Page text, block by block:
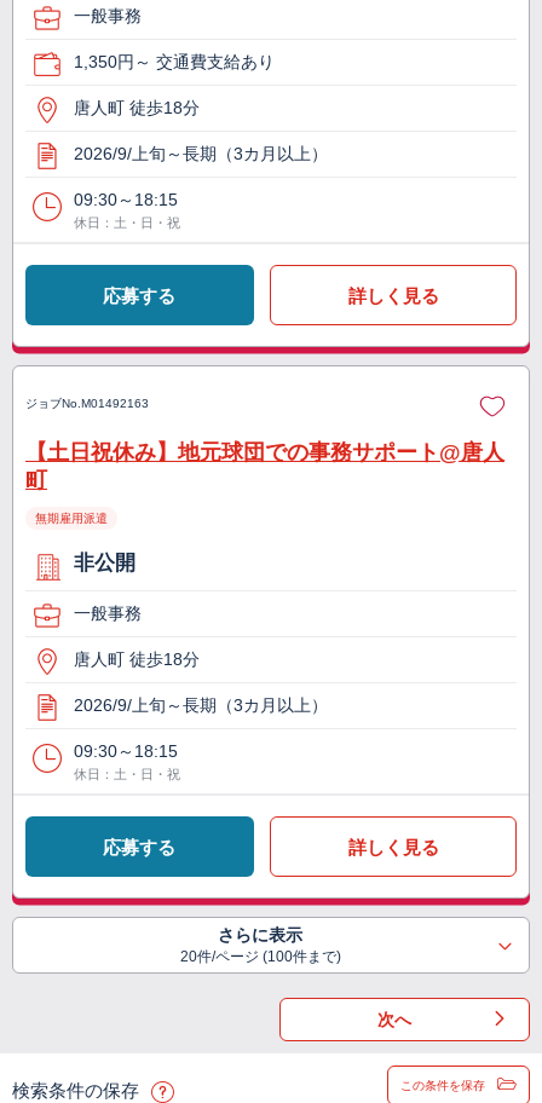
一般事務
1,350円～ 交通費支給あり
唐人町 徒歩18分
2026/9/上旬～長期（3カ月以上）
09:30～18:15
休日：土・日・祝
応募する 詳しく見る
ジョブNo. M01492163
【土日祝休み】地元球団での事務サポート@唐人
町
無期雇用派遣
非公開
一般事務
唐人町 徒歩18分
2026/9/上旬～長期（3カ月以上）
09:30～18:15
休日：土・日・祝
応募する 詳しく見る
さらに表示
20件/ページ (100件まで)
次へ
検索条件の保存 この条件を保存